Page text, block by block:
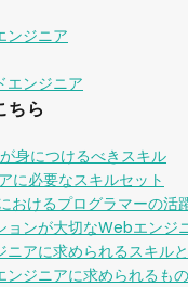
ンジニア
エンジニア
ちら
身につけるべきスキル
に必要なスキルセット
おけるプログラマーの活
ョンが大切なWebエンジ
ニアに求められるスキル
ンジニアに求められるもの